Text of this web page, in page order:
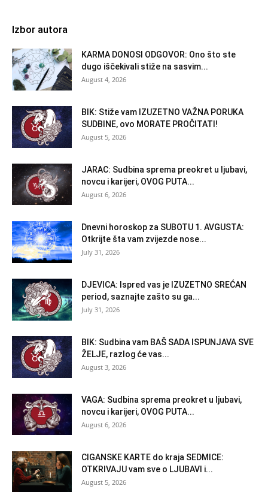
Izbor autora
KARMA DONOSI ODGOVOR: Ono što ste
dugo iščekivali stiže na sasvim...
August 4, 2026
BIK: Stiže vam IZUZETNO VAŽNA PORUKA
SUDBINE, ovo MORATE PROČITATI!
August 5, 2026
JARAC: Sudbina sprema preokret u ljubavi,
novcu i karijeri, OVOG PUTA...
August 6, 2026
Dnevni horoskop za SUBOTU 1. AVGUSTA:
Otkrijte šta vam zvijezde nose...
July 31, 2026
DJEVICA: Ispred vas je IZUZETNO SREĆAN
period, saznajte zašto su ga...
July 31, 2026
BIK: Sudbina vam BAŠ SADA ISPUNJAVA SVE
ŽELJE, razlog će vas...
August 3, 2026
VAGA: Sudbina sprema preokret u ljubavi,
novcu i karijeri, OVOG PUTA...
August 6, 2026
CIGANSKE KARTE do kraja SEDMICE:
OTKRIVAJU vam sve o LJUBAVI i...
August 5, 2026